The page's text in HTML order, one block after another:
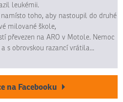
leukémii.
toho, aby nastoupil do druhé
milované škole,
převezen na ARO v Motole. Nemoc
s obrovskou razancí vrátila...
na Facebooku